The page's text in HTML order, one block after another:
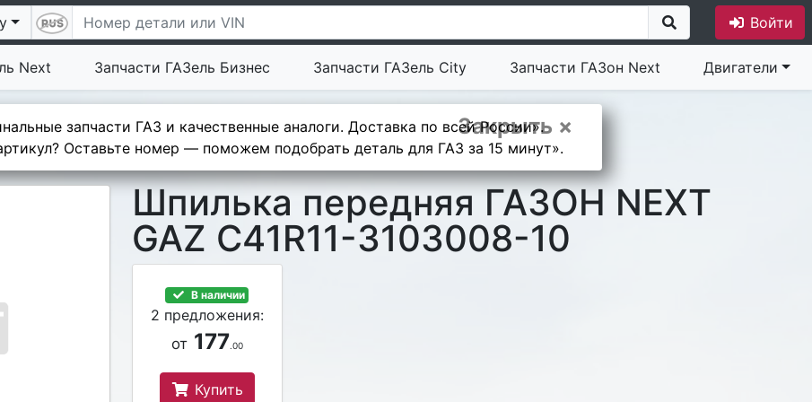
Войти
Next Запчасти ГАЗель Бизнес Запчасти ГАЗель City Запчасти ГАЗон Next Двигатели
Закрыть ×
запчасти ГАЗ и качественные аналоги. Доставка по всей России».
Оставьте номер — поможем подобрать деталь для ГАЗ за 15 минут».
Шпилька передняя ГАЗОН NEXT
GAZ C41R11-3103008-10
В наличии
2 предложения:
от 177.00
Купить